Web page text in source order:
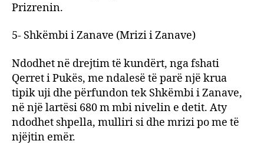
Prizrenin.
5- Shkëmbi i Zanave (Mrizi i Zanave)
Ndodhet në drejtim të kundërt, nga fshati
Qerret i Pukës, me ndalesë të parë një krua
tipik uji dhe përfundon tek Shkëmbi i Zanave,
në një lartësi 680 m mbi nivelin e detit. Aty
ndodhet shpella, mulliri si dhe mrizi po me të
njëjtin emër.